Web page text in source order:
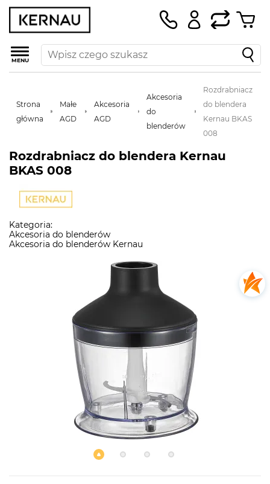
MENU
Strona
główna
Małe
AGD
Akcesoria
AGD
Akcesoria
do
blenderów
Rozdrabniacz
do blendera
Kernau BKAS
008
Rozdrabniacz do blendera Kernau
BKAS 008
Kategoria:
Akcesoria do blenderów
Akcesoria do blenderów Kernau